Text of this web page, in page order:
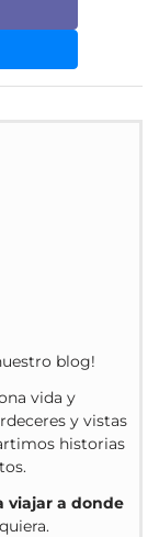
blog!
vida y
y vistas
historias
viajar a donde